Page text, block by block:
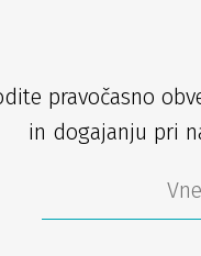
pravočasno
in dogajanju pri